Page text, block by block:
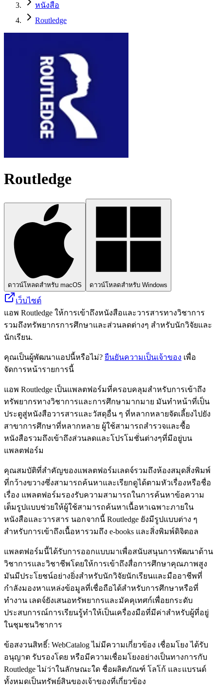
หนังสือ
Routledge
Routledge
ดาวน์โหลดสำหรับ macOS ดาวน์โหลดสำหรับ Windows
เว็บไซต์
แอพ Routledge ให้การเข้าถึงหนังสือและวารสารทางวิชาการ
รวมถึงทรัพยากรการศึกษาและส่วนลดต่างๆ สำหรับนักวิจัยและ
นักเรียน.
คุณเป็นผู้พัฒนาแอปนี้หรือไม่? ยืนยันความเป็นเจ้าของ เพื่อ
จัดการหน้ารายการนี้
แอพ Routledge เป็นแพลตฟอร์มที่ครอบคลุมสำหรับการเข้าถึง
ทรัพยากรทางวิชาการและการศึกษามากมาย มันทำหน้าที่เป็น
ประตูสู่หนังสือวารสารและวัสดุอื่น ๆ ที่หลากหลายจัดเลี้ยงไปยัง
สาขาการศึกษาที่หลากหลาย ผู้ใช้สามารถสำรวจและซื้อ
หนังสือรวมถึงเข้าถึงส่วนลดและโปรโมชั่นต่างๆที่มีอยู่บน
แพลตฟอร์ม
คุณสมบัติที่สำคัญของแพลตฟอร์มเลดจ์รวมถึงห้องสมุดสิ่งพิมพ์
ที่กว้างขวางซึ่งสามารถค้นหาและเรียกดูได้ตามหัวเรื่องหรือชื่อ
เรื่อง แพลตฟอร์มรองรับความสามารถในการค้นหาข้อความ
เต็มรูปแบบช่วยให้ผู้ใช้สามารถค้นหาเนื้อหาเฉพาะภายใน
หนังสือและวารสาร นอกจากนี้ Routledge ยังมีรูปแบบต่าง ๆ
สำหรับการเข้าถึงเนื้อหารวมถึง e-books และสิ่งพิมพ์ดิจิตอล
แพลตฟอร์มนี้ได้รับการออกแบบมาเพื่อสนับสนุนการพัฒนาด้าน
วิชาการและวิชาชีพโดยให้การเข้าถึงสื่อการศึกษาคุณภาพสูง
มันมีประโยชน์อย่างยิ่งสำหรับนักวิจัยนักเรียนและมืออาชีพที่
กำลังมองหาแหล่งข้อมูลที่เชื่อถือได้สำหรับการศึกษาหรือที่
ทำงาน เลดจ์ยังเสนอทรัพยากรและมัคคุเทศก์เพื่อยกระดับ
ประสบการณ์การเรียนรู้ทำให้เป็นเครื่องมือที่มีค่าสำหรับผู้ที่อยู่
ในชุมชนวิชาการ
ข้อสงวนสิทธิ์: WebCatalog ไม่มีความเกี่ยวข้อง เชื่อมโยง ได้รับ
อนุญาต รับรองโดย หรือมีความเชื่อมโยงอย่างเป็นทางการกับ
Routledge ไม่ว่าในลักษณะใด ชื่อผลิตภัณฑ์ โลโก้ และแบรนด์
ทั้งหมดเป็นทรัพย์สินของเจ้าของที่เกี่ยวข้อง